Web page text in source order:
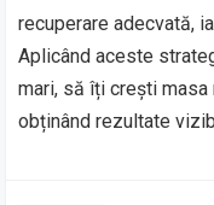
recuperare adecvată,
Aplicând aceste
mari, să îți crești
obținând rezultate